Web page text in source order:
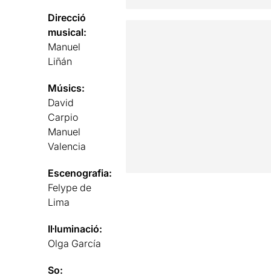
Direcció
musical:
Manuel
Liñán
Músics:
David
Carpio
Manuel
Valencia
Escenografia:
Felype de
Lima
Il·luminació:
Olga García
So: